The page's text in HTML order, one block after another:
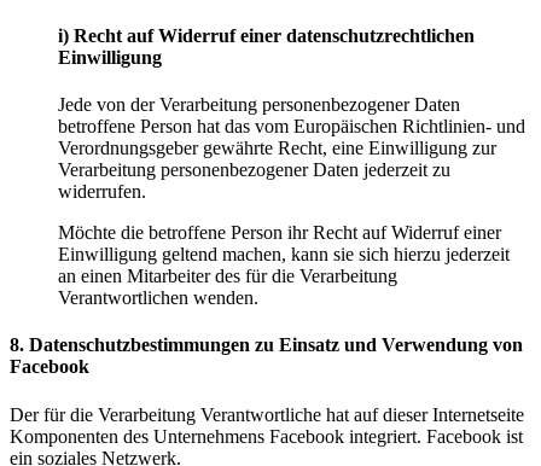
i) Recht auf Widerruf einer datenschutzrechtlichen
Einwilligung
Jede von der Verarbeitung personenbezogener Daten
betroffene Person hat das vom Europäischen Richtlinien- und
Verordnungsgeber gewährte Recht, eine Einwilligung zur
Verarbeitung personenbezogener Daten jederzeit zu
widerrufen.
Möchte die betroffene Person ihr Recht auf Widerruf einer
Einwilligung geltend machen, kann sie sich hierzu jederzeit
an einen Mitarbeiter des für die Verarbeitung
Verantwortlichen wenden.
8. Datenschutzbestimmungen zu Einsatz und Verwendung von
Facebook
Der für die Verarbeitung Verantwortliche hat auf dieser Internetseite
Komponenten des Unternehmens Facebook integriert. Facebook ist
ein soziales Netzwerk.